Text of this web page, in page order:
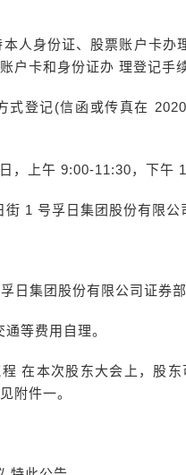
人身份证、股票账户卡
户卡和身份证办 理登记手续
式登记(信函或传真在
，上午 9:00-11:30，下午
1 号孚日集团股份有限
日集团股份有限公司证券
等费用自理。
在本次股东大会上，股
附件一。